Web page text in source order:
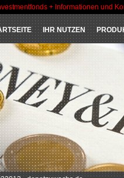
+ Informationen und
IHR NUTZEN